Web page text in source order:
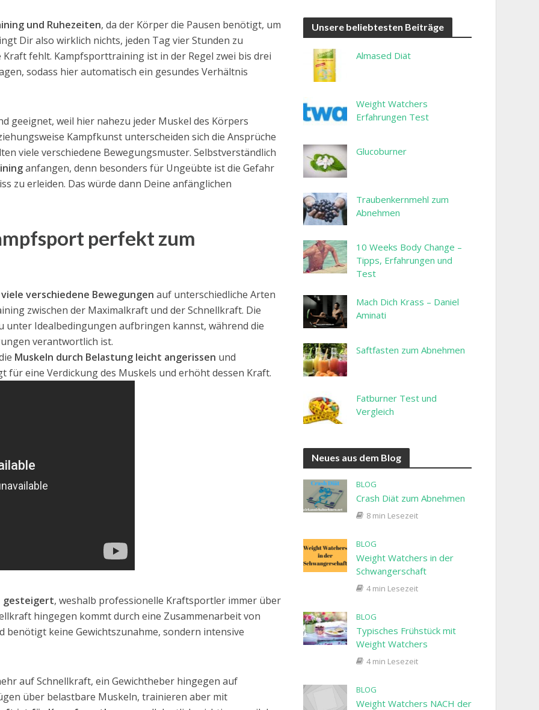
und Ruhezeiten, da der Körper die Pausen benötigt, um
Dir also wirklich nichts, jeden Tag vier Stunden zu
fehlt. Kampfsporttraining ist in der Regel zwei bis drei
sodass hier automatisch ein gesundes Verhältnis
geeignet, weil hier nahezu jeder Muskel des Körpers
Kampfkunst unterscheiden sich die Ansprüche
viele verschiedene Bewegungsmuster. Selbstverständlich
anfangen, denn besonders für Ungeübte ist die Gefahr
zu erleiden. Das würde dann Deine anfänglichen
perfekt zum
viele verschiedene Bewegungen auf unterschiedliche Arten
zwischen der Maximalkraft und der Schnellkraft. Die
unter Idealbedingungen aufbringen kannst, während die
verantwortlich ist.
Muskeln durch Belastung leicht angerissen und
für eine Verdickung des Muskels und erhöht dessen Kraft.
gesteigert, weshalb professionelle Kraftsportler immer über
hingegen kommt durch eine Zusammenarbeit von
benötigt keine Gewichtszunahme, sondern intensive
auf Schnellkraft, ein Gewichtheber hingegen auf
über belastbare Muskeln, trainieren aber mit
Unsere beliebtesten Beiträge
Almased Diät
Weight Watchers
Erfahrungen Test
Glucoburner
Traubenkernmehl zum
Abnehmen
10 Weeks Body Change –
Tipps, Erfahrungen und
Test
Mach Dich Krass – Daniel
Aminati
Saftfasten zum Abnehmen
Fatburner Test und
Vergleich
Neues aus dem Blog
BLOG
Crash Diät zum Abnehmen
8 min Lesezeit
BLOG
Weight Watchers in der
Schwangerschaft
4 min Lesezeit
BLOG
Typisches Frühstück mit
Weight Watchers
4 min Lesezeit
BLOG
Weight Watchers NACH der